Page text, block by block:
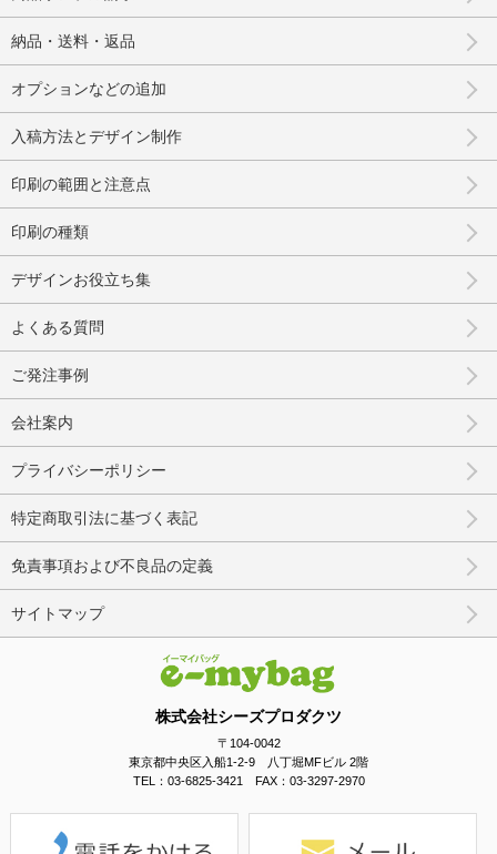
株式会社シーズプロダクツ
〒104-0042
東京都中央区入船1-2-9 八丁堀MFビル 2階
TEL：03-6825-3421 FAX：03-3297-2970
納品・送料・返品
オプションなどの追加
入稿方法とデザイン制作
印刷の範囲と注意点
印刷の種類
デザインお役立ち集
よくある質問
ご発注事例
会社案内
プライバシーポリシー
特定商取引法に基づく表記
免責事項および不良品の定義
サイトマップ